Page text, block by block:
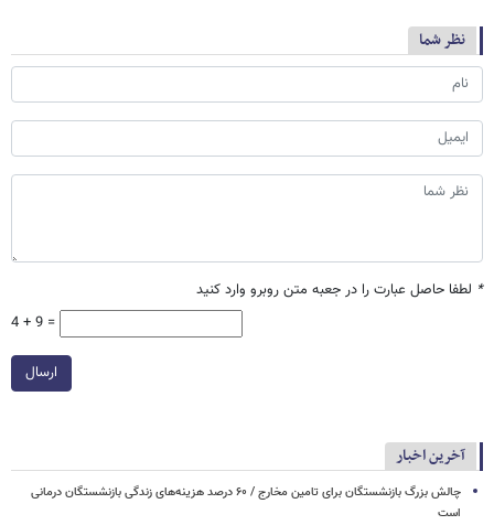
نظر شما
* لطفا حاصل عبارت را در جعبه متن روبرو وارد کنید
4 + 9 =
ارسال
آخرین اخبار
چالش بزرگ بازنشستگان برای تامین مخارج / ۶۰ درصد هزینه‌های زندگی بازنشستگان درمانی
است